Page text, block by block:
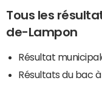
Tous les
de-Lampon
Résultat
Résultats du bac